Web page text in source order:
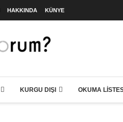
HAKKINDA KÜNYE
KURGU DIŞI OKUMA